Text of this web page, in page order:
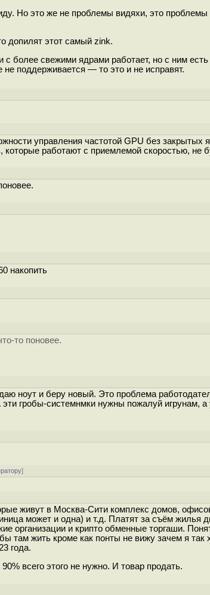
Но это же не проблемы видяхи, это проблемы
допилят этот самый zink.
с более свежими ядрами работает, но с ним
поддерживается — то это и не исправят.
управления частотой GPU без закрытых
работают с приемлемой скоростью, не
накопить
то поновее.
ноут и беру новый. Это проблема
гробы-системнмки нужны пожалуй игрунам, а
]
живут в Москва-Сити комплекс домов,
может и одна) и т.д. Платят за съём жилья
организации и крипто обменные торгаши.
там жить кроме как понты не вижу зачем я так
года.
всего этого не нужно. И товар продать.